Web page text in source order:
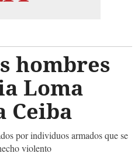
hombres
Loma
Ceiba
por individuos armados que se
violento